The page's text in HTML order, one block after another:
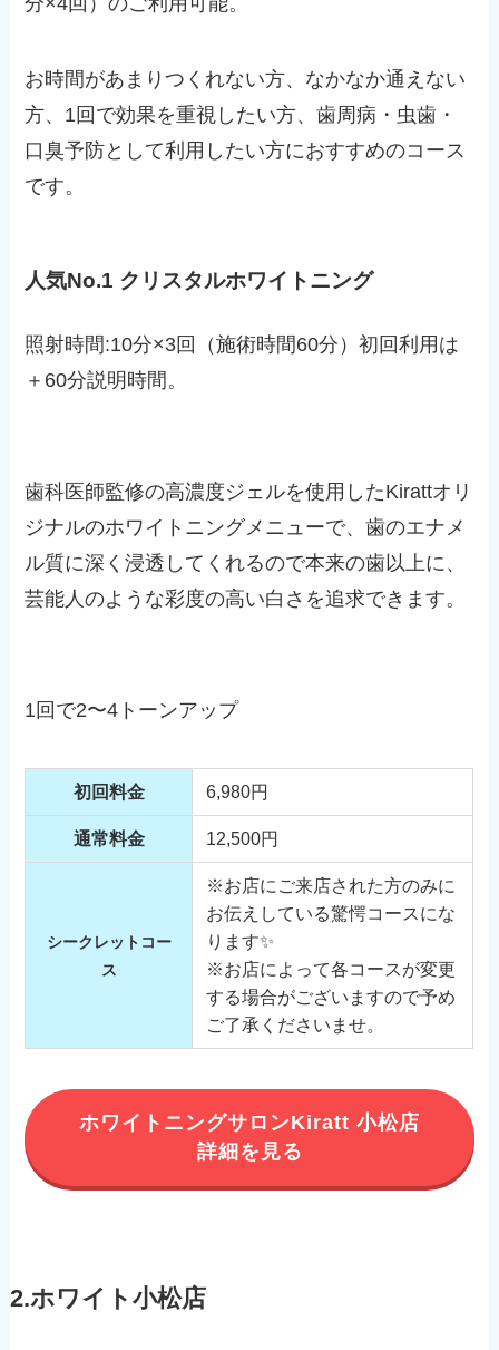
お時間があまりつくれない方、なかなか通えない
方、1回で効果を重視したい方、歯周病・虫歯・
口臭予防として利用したい方におすすめのコース
です。
人気No.1 クリスタルホワイトニング
照射時間:10分×3回（施術時間60分）初回利用は
＋60分説明時間。
歯科医師監修の高濃度ジェルを使用したKirattオリ
ジナルのホワイトニングメニューで、歯のエナメ
ル質に深く浸透してくれるので本来の歯以上に、
芸能人のような彩度の高い白さを追求できます。
1回で2〜4トーンアップ
初回料金 6,980円
通常料金 12,500円
シークレットコー
ス
※お店にご来店された方のみに
お伝えしている驚愕コースにな
ります✨
※お店によって各コースが変更
する場合がございますので予め
ご了承くださいませ。
ホワイトニングサロンKiratt 小松店
詳細を見る
2.ホワイト小松店